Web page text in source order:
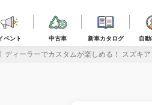
ベント 中古車 新車カタログ 自動
ディーラーでカスタムが楽しめる！ スズキ